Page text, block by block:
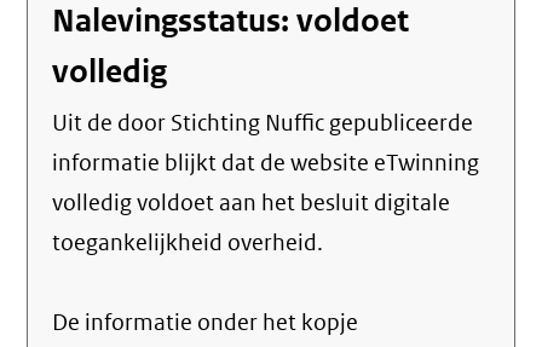
Nalevingsstatus: voldoet
volledig
Uit de door Stichting Nuffic gepubliceerde
informatie blijkt dat de website eTwinning
volledig voldoet aan het besluit digitale
toegankelijkheid overheid.
De informatie onder het kopje